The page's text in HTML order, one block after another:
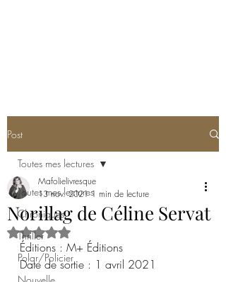
Post
Toutes mes lectures
Chroniques
Thriller
Polar/Policier
Toutes mes lectures
Norillag de Céline Servat
Mafolielivresque
13 nov. 2021 1 min de lecture
Noté NaN étoiles sur 5.
Éditions : M+ Éditions
Date de sortie : 1 avril 2021